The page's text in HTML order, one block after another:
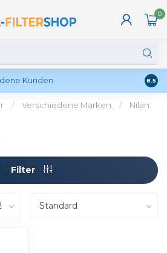
0
Kunden 8.5
/ Verschiedene Marken /
Nilan
Filter